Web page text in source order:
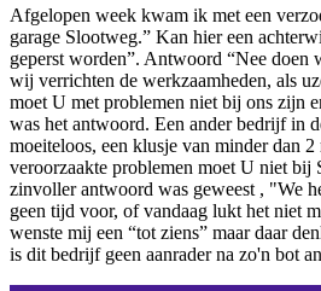
Afgelopen week kwam ik met een
garage Slootweg.” Kan hier een
geperst worden”. Antwoord “Nee doen
wij verrichten de werkzaamheden, als
moet U met problemen niet bij ons zijn
was het antwoord. Een ander bedrijf in
moeiteloos, een klusje van minder dan
veroorzaakte problemen moet U niet bij
zinvoller antwoord was geweest , "We
geen tijd voor, of vandaag lukt het niet
wenste mij een “tot ziens” maar daar
is dit bedrijf geen aanrader na zo'n bot